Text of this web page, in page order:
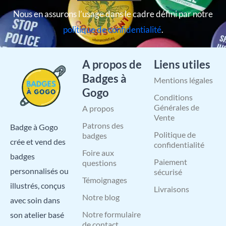
Nous en assurons l’usage dans le cadre défini par notre
politique de confidentialité.
Badge à Gogo
crée et vend des
badges
personnalisés ou
illustrés, conçus
avec soin dans
son atelier basé
A propos de
Badges à
Gogo
A propos
Patrons des
badges
Foire aux
questions
Témoignages
Notre blog
Notre formulaire
Liens utiles
Mentions légales
Conditions
Générales de
Vente
Politique de
confidentialité
Paiement
sécurisé
Livraisons